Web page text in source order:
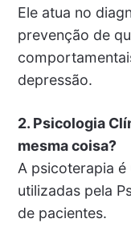
Ele atua no
prevenção de
depressão.
2. Psicologia
mesma coisa?
A psicoterapia
utilizadas pela
de pacientes.